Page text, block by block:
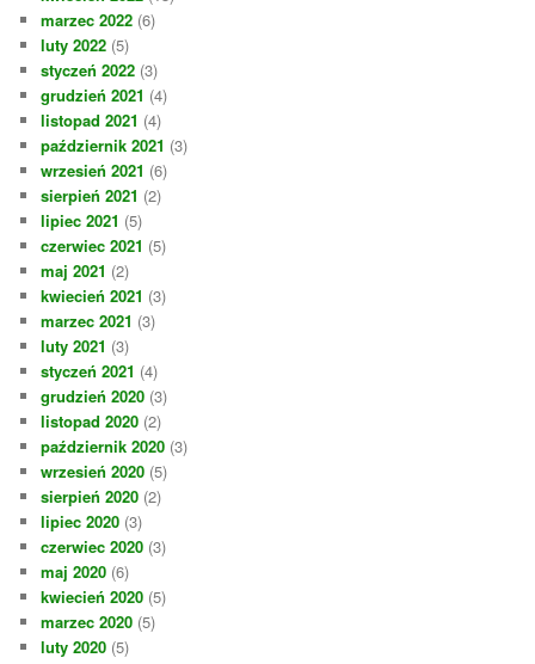
marzec 2022 (6)
luty 2022 (5)
styczeń 2022 (3)
grudzień 2021 (4)
listopad 2021 (4)
październik 2021 (3)
wrzesień 2021 (6)
sierpień 2021 (2)
lipiec 2021 (5)
czerwiec 2021 (5)
maj 2021 (2)
kwiecień 2021 (3)
marzec 2021 (3)
luty 2021 (3)
styczeń 2021 (4)
grudzień 2020 (3)
listopad 2020 (2)
październik 2020 (3)
wrzesień 2020 (5)
sierpień 2020 (2)
lipiec 2020 (3)
czerwiec 2020 (3)
maj 2020 (6)
kwiecień 2020 (5)
marzec 2020 (5)
luty 2020 (5)